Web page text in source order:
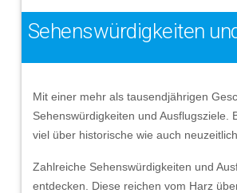
Sehenswürdigkeiten
Mit einer mehr als tausendjährigen
Sehenswürdigkeiten und
viel über historische wie auch
Zahlreiche Sehenswürdigkeiten und
entdecken. Diese reichen vom Harz